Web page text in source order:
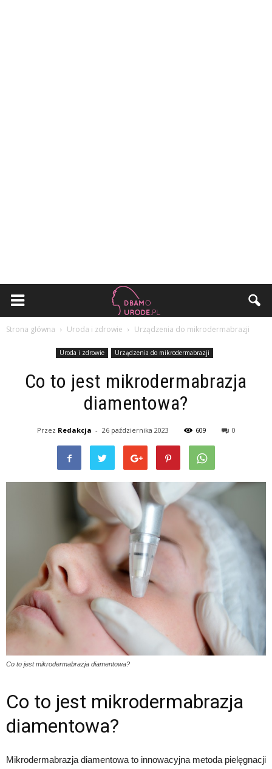
Strona główna Uroda i zdrowie Urządzenia do mikrodermabrazji
Uroda i zdrowie Urządzenia do mikrodermabrazji
Co to jest mikrodermabrazja
diamentowa?
Przez Redakcja - 26 października 2023 609 0
Co to jest mikrodermabrazja diamentowa?
Co to jest mikrodermabrazja
diamentowa?
Mikrodermabrazja diamentowa to innowacyjna metoda pielęgnacji